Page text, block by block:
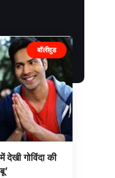
बॉलीवुड
गोविंदा की